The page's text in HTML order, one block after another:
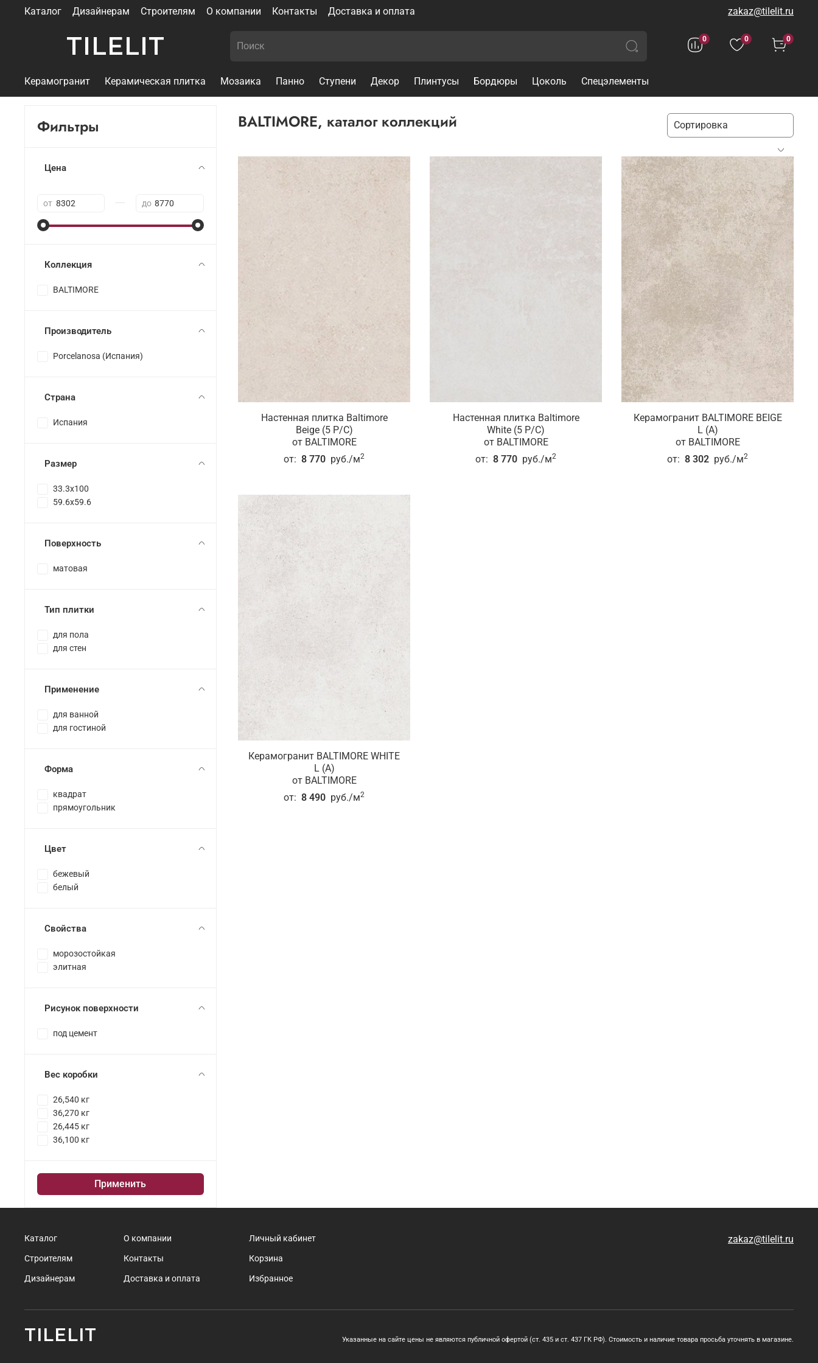
Каталог Дизайнерам Строителям О компании Контакты Доставка и оплата zakaz@tilelit.ru
TILELIT 0 0 0
Керамогранит Керамическая плитка Мозаика Панно Ступени Декор Плинтусы Бордюры Цоколь Спецэлементы
BALTIMORE, каталог коллекций
Настенная плитка Baltimore
Beige (5 P/C)
от BALTIMORE
от: 8 770 руб./м2
Настенная плитка Baltimore
White (5 P/C)
от BALTIMORE
от: 8 770 руб./м2
Керамогранит BALTIMORE BEIGE
L (A)
от BALTIMORE
от: 8 302 руб./м2
Керамогранит BALTIMORE WHITE
L (A)
от BALTIMORE
от: 8 490 руб./м2
Фильтры
Цена
от до
Коллекция
BALTIMORE
Производитель
Porcelanosa (Испания)
Страна
Испания
Размер
33.3x100
59.6x59.6
Поверхность
матовая
Тип плитки
для пола
для стен
Применение
для ванной
для гостиной
Форма
квадрат
прямоугольник
Цвет
бежевый
белый
Свойства
морозостойкая
элитная
Рисунок поверхности
под цемент
Вес коробки
26,540 кг
36,270 кг
26,445 кг
36,100 кг
Применить
Каталог
Строителям
Дизайнерам
О компании
Контакты
Доставка и оплата
Личный кабинет
Корзина
Избранное
zakaz@tilelit.ru
TILELIT Указанные на сайте цены не являются публичной офертой (ст. 435 и ст. 437 ГК РФ). Стоимость и наличие товара просьба уточнять в магазине.